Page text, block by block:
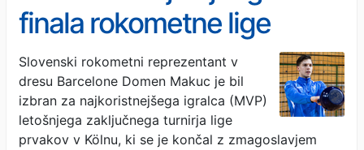
finala rokometne lige
prvakov
Slovenski rokometni reprezentant v
dresu Barcelone Domen Makuc je bil
izbran za najkoristnejšega igralca (MVP)
letošnjega zaključnega turnirja lige
prvakov v Kölnu, ki se je končal z zmagoslavjem